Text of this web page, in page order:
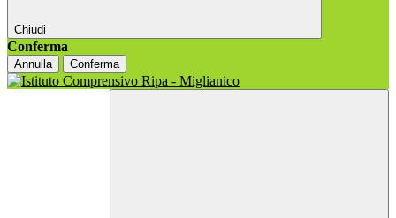
Chiudi
Conferma
Annulla Conferma